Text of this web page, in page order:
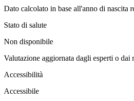
Dato calcolato in base all'anno di nascita
Stato di salute
Non disponibile
Valutazione aggiornata dagli esperti o dai
Accessibilità
Accessibile